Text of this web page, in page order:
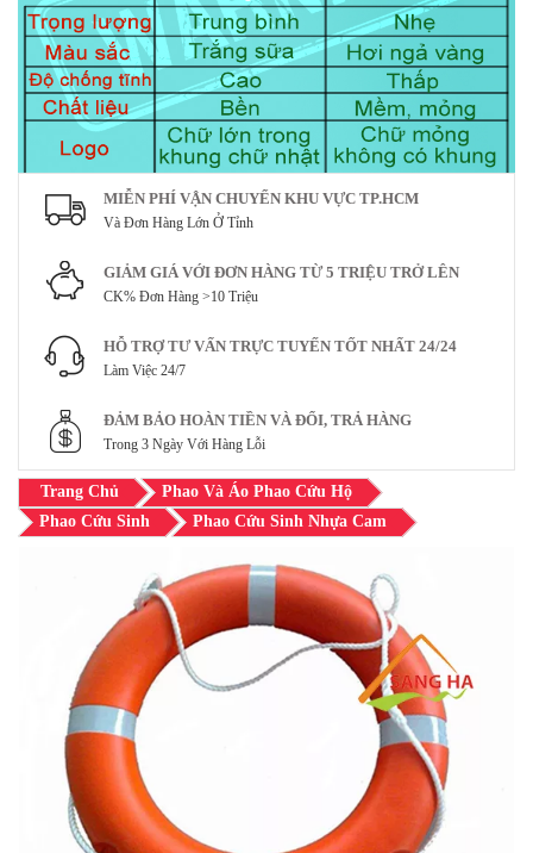
MIỄN PHÍ VẬN CHUYỂN KHU VỰC TP.HCM
Và Đơn Hàng Lớn Ở Tỉnh
GIẢM GIÁ VỚI ĐƠN HÀNG TỪ 5 TRIỆU TRỞ LÊN
CK% Đơn Hàng >10 Triệu
HỖ TRỢ TƯ VẤN TRỰC TUYẾN TỐT NHẤT 24/24
Làm Việc 24/7
ĐẢM BẢO HOÀN TIỀN VÀ ĐỔI, TRẢ HÀNG
Trong 3 Ngày Với Hàng Lỗi
Trang Chủ
Phao Và Áo Phao Cứu Hộ
Phao Cứu Sinh
Phao Cứu Sinh Nhựa Cam